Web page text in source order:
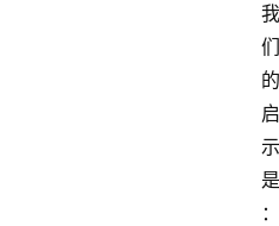
我
们
的
启
示
是
：